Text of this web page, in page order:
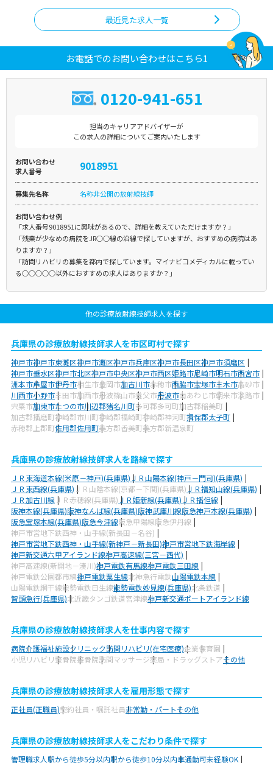
最近見た求人一覧
お電話でのお問い合わせはこちら1
0120-941-651
担当のキャリアアドバイザーが
この求人の詳細についてご案内いたします
お問い合わせ
求人番号
9018951
募集先名称 名称非公開の放射線技師
お問い合わせ例
「求人番号9018951に興味があるので、詳細を教えていただけますか？」
「残業が少なめの病院をJR○○線の沿線で探していますが、おすすめの病院はあ
りますか？」
「訪問リハビリの募集を都内で探しています。マイナビコメディカルに載ってい
る○○○○○以外におすすめの求人はありますか？」
他の診療放射線技師求人を探す
兵庫県の診療放射線技師求人を市区町村で探す
神戸市神戸市東灘区神戸市灘区神戸市兵庫区神戸市長田区神戸市須磨区
神戸市垂水区神戸市北区神戸市中央区神戸市西区姫路市尼崎市明石市西宮市
洲本市芦屋市伊丹市相生市豊岡市加古川市赤穂市西脇市宝塚市三木市高砂市
川西市小野市三田市加西市丹波篠山市養父市丹波市南あわじ市朝来市淡路市
宍粟市加東市たつの市川辺郡猪名川町多可郡多可町加古郡稲美町
加古郡播磨町神崎郡市川町神崎郡福崎町神崎郡神河町揖保郡太子町
赤穂郡上郡町佐用郡佐用町美方郡香美町美方郡新温泉町
兵庫県の診療放射線技師求人を路線で探す
ＪＲ東海道本線(米原－神戸)(兵庫県)ＪＲ山陽本線(神戸－門司)(兵庫県)
ＪＲ東西線(兵庫県) ＪＲ山陰本線(京都－下関)(兵庫県)ＪＲ福知山線(兵庫県)
ＪＲ加古川線 ＪＲ赤穂線(兵庫県)ＪＲ姫新線(兵庫県)ＪＲ播但線
阪神本線(兵庫県)阪神なんば線(兵庫県)阪神武庫川線阪急神戸本線(兵庫県)
阪急宝塚本線(兵庫県)阪急今津線阪急甲陽線阪急伊丹線
神戸市営地下鉄西神・山手線(新長田－名谷)
神戸市営地下鉄西神・山手線(新神戸－新長田)神戸市営地下鉄海岸線
神戸新交通六甲アイランド線神戸高速線(三宮－西代)
神戸高速線(新開地－湊川)神戸電鉄有馬線神戸電鉄三田線
神戸電鉄公園都市線神戸電鉄粟生線北神急行電鉄山陽電鉄本線
山陽電鉄網干線能勢電鉄日生線能勢電鉄妙見線(兵庫県)北条鉄道
智頭急行(兵庫県)北近畿タンゴ鉄道宮津線神戸新交通ポートアイランド線
兵庫県の診療放射線技師求人を仕事内容で探す
病院介護福祉施設クリニック訪問リハビリ(在宅医療)企業保育園
小児リハビリ整骨院接骨院訪問マッサージ薬局・ドラッグストアその他
兵庫県の診療放射線技師求人を雇用形態で探す
正社員(正職員)契約社員・嘱託社員非常勤・パートその他
兵庫県の診療放射線技師求人をこだわり条件で探す
管理職求人駅から徒歩5分以内駅から徒歩10分以内車通勤可未経験OK